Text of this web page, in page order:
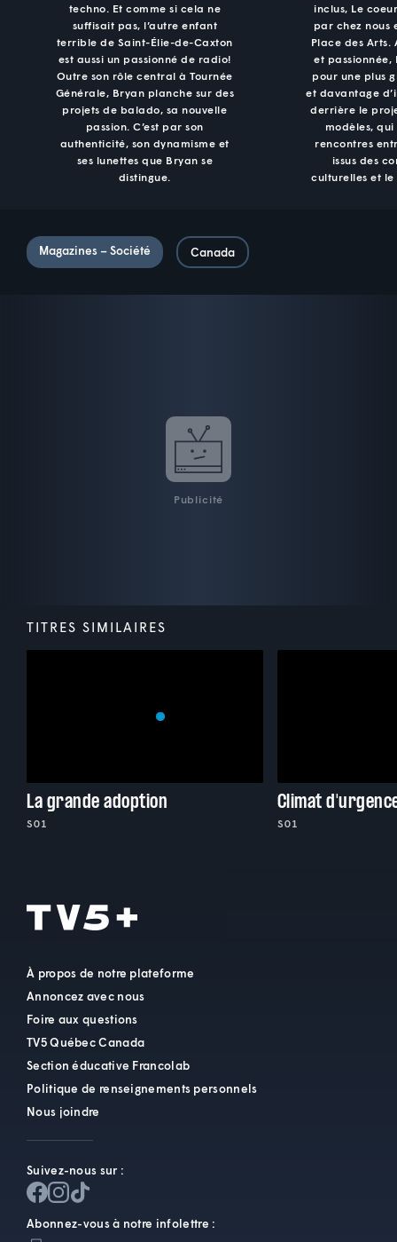
techno. Et comme si cela ne
suffisait pas, l’autre enfant
terrible de Saint-Élie-de-Caxton
est aussi un passionné de radio!
Outre son rôle central à Tournée
Générale, Bryan planche sur des
projets de balado, sa nouvelle
passion. C’est par son
authenticité, son dynamisme et
ses lunettes que Bryan se
distingue.
inclus, Le
par chez nous
Place des Arts.
et
pour une plus
et davantage
derrière le
modèles,
rencontres
issus des
culturelles et
Magazines – Société Canada
Publicité
TITRES SIMILAIRES
La grande adoption
S01
Climat
S01
À propos de notre plateforme
Annoncez avec nous
Foire aux questions
TV5 Québec Canada
Section éducative Francolab
Politique de renseignements personnels
Nous joindre
Suivez-nous sur :
Abonnez-vous à notre infolettre :